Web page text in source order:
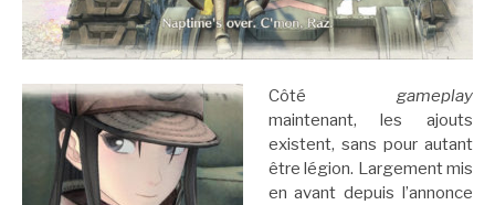
Côté gameplay
maintenant, les ajouts
existent, sans pour autant
être légion. Largement mis
en avant depuis l’annonce